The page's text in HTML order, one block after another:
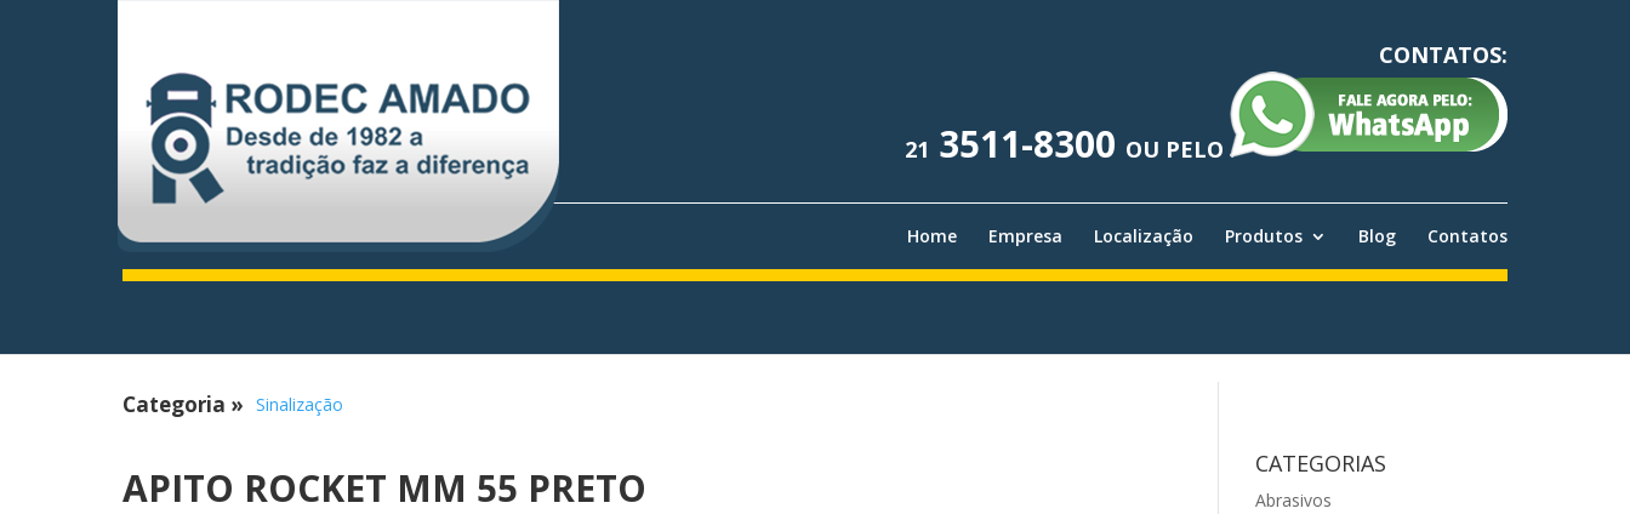
CONTATOS:
21 3511-8300 OU PELO
Home Empresa Localização Produtos Blog Contatos
Categoria » Sinalização
APITO ROCKET MM 55 PRETO CATEGORIAS
Abrasivos